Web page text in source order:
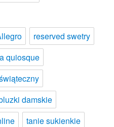
reserved swetry
quiosque
damskie
tanie sukienkie